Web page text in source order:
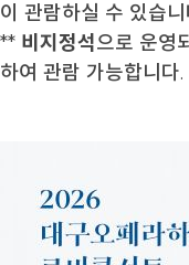
이 관람하실 수 있습니
** 비지정석으로 운영
하여 관람 가능합니다.